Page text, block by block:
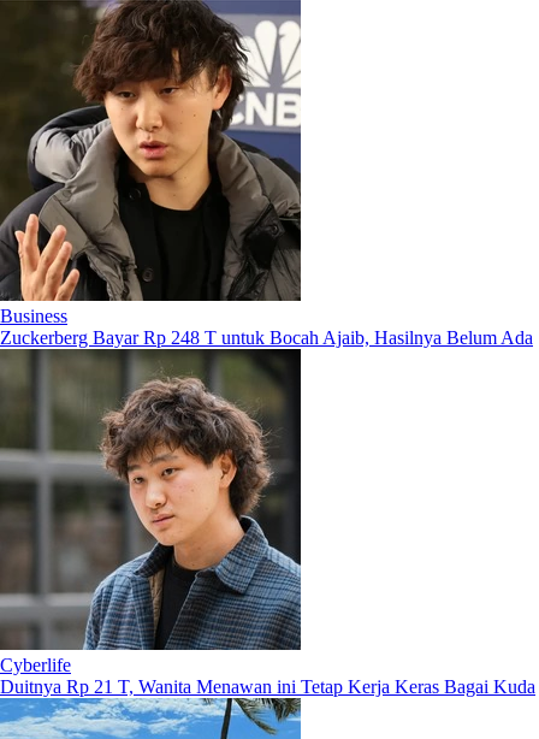
Business
Zuckerberg Bayar Rp 248 T untuk Bocah Ajaib, Hasilnya Belum Ada
Cyberlife
Duitnya Rp 21 T, Wanita Menawan ini Tetap Kerja Keras Bagai Kuda